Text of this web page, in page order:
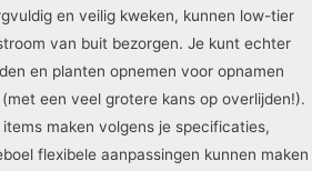
en veilig kweken, kunnen low-tier
van buit bezorgen. Je kunt echter
en planten opnemen voor opnamen
een veel grotere kans op overlijden!).
maken volgens je specificaties,
flexibele aanpassingen kunnen maken